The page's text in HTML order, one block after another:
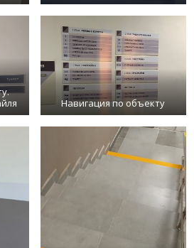
Навигация по объекту